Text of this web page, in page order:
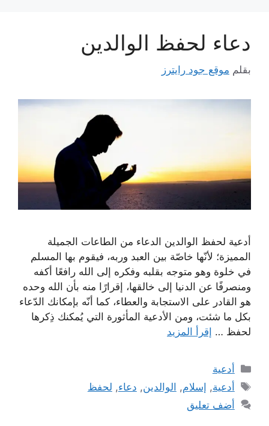
دعاء لحفظ الوالدين
بقلم موقع جود رايترز
أدعية لحفظ الوالدين الدعاء من الطاعات الجميلة
المميزة؛ لأنّها خاصّة بين العبد وربه، فيقوم بها المسلم
في خلوة وهو متوجه بقلبه وفكره إلى الله رافعًا أكفه
ومنصرفًا عن الدنيا إلى خالقها، إقرارًا منه بأن الله وحده
هو القادر على الاستجابة والعطاء، كما أنّه بإمكانك الدّعاء
بكل ما شئت، ومن الأدعية المأثورة التي يُمكنك ذِكرها
لحفظ … إقرأ المزيد
التصنيفات
أدعية
الوسوم
أدعية, إسلام, الوالدين, دعاء, لحفظ
أضف تعليق